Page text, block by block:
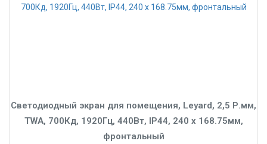
Светодиодный экран для помещения, Leyard, 2,5 Р.мм,
TWA, 700Кд, 1920Гц, 440Вт, IP44, 240 x 168.75мм,
фронтальный